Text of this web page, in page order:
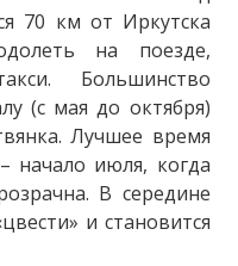
70 км от Иркутска
на поезде,
Большинство
(с мая до октября)
Лучшее время
начало июля, когда
В середине
и становится